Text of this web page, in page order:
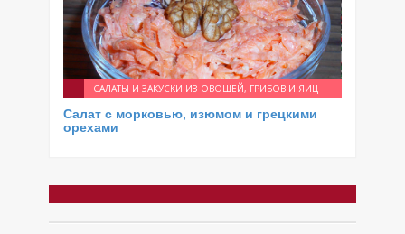
САЛАТЫ И ЗАКУСКИ ИЗ ОВОЩЕЙ, ГРИБОВ И ЯИЦ
Салат с морковью, изюмом и грецкими
орехами